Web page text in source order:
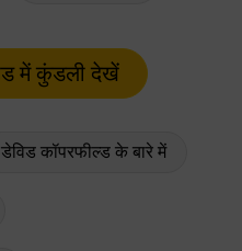
डेविड कॉपरफील्ड के बारे में